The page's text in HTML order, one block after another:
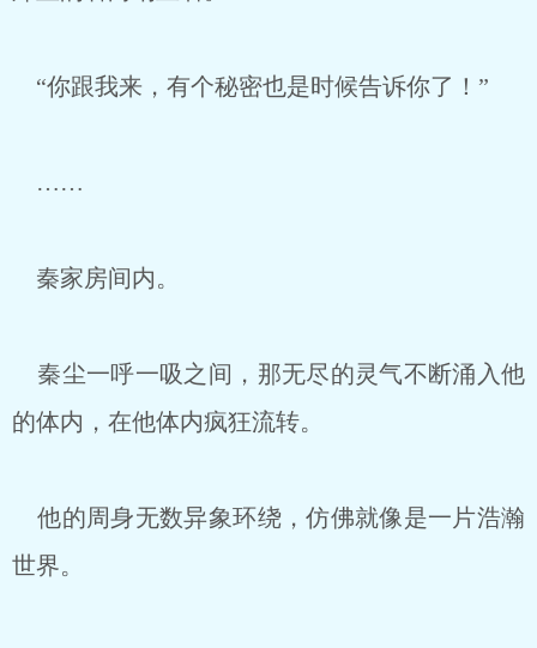
“你跟我来，有个秘密也是时候告诉你了！”
……
秦家房间内。
秦尘一呼一吸之间，那无尽的灵气不断涌入他
的体内，在他体内疯狂流转。
他的周身无数异象环绕，仿佛就像是一片浩瀚
世界。